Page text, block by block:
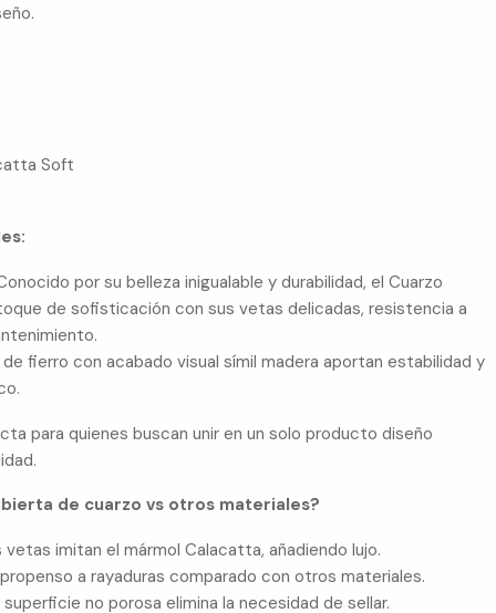
Soft
por su belleza inigualable y durabilidad, el Cuarzo
de sofisticación con sus vetas delicadas, resistencia a
fierro con acabado visual símil madera aportan estabilidad y
para quienes buscan unir en un solo producto diseño
de cuarzo vs otros materiales?
vetas imitan el mármol Calacatta, añadiendo lujo.
a rayaduras comparado con otros materiales.
superficie no porosa elimina la necesidad de sellar.